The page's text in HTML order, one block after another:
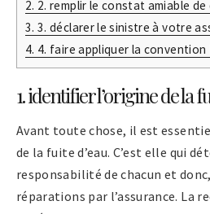
2. 2. remplir le constat amiable
3. 3. déclarer le sinistre à votre
4. 4. faire appliquer la convention
1. identifier l’origine de la
Avant toute chose, il est
de la fuite d’eau. C’est elle qui
responsabilité de chacun et
réparations par l’assurance. La